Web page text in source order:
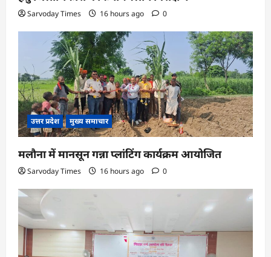
Sarvoday Times 16 hours ago 0
उत्तर प्रदेश मुख्य समाचार
मलौना में मानसून गन्ना प्लांटिंग कार्यक्रम आयोजित
Sarvoday Times 16 hours ago 0